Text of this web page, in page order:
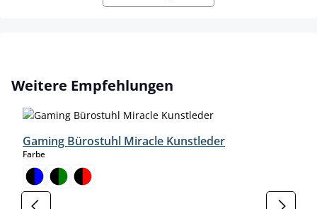
Produktgalerie überspringen
Weitere Empfehlungen
Gaming Bürostuhl Miracle Kunstleder
Farbeauswählen